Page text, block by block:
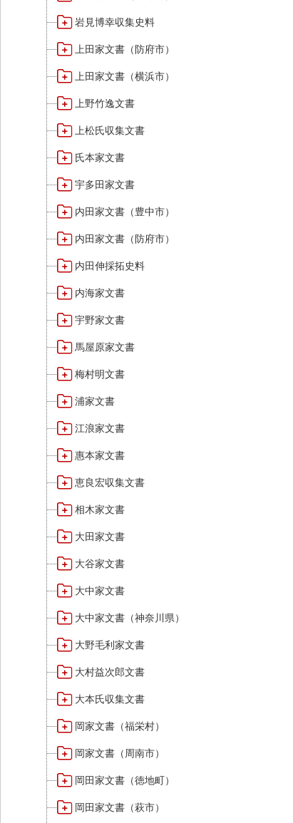
岩見博幸収集史料
上田家文書（防府市）
上田家文書（横浜市）
上野竹逸文書
上松氏収集文書
氏本家文書
宇多田家文書
内田家文書（豊中市）
内田家文書（防府市）
内田伸採拓史料
内海家文書
宇野家文書
馬屋原家文書
梅村明文書
浦家文書
江浪家文書
惠本家文書
恵良宏収集文書
相木家文書
大田家文書
大谷家文書
大中家文書
大中家文書（神奈川県）
大野毛利家文書
大村益次郎文書
大本氏収集文書
岡家文書（福栄村）
岡家文書（周南市）
岡田家文書（徳地町）
岡田家文書（萩市）